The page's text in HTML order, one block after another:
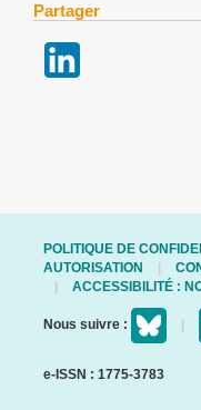
Partager
POLITIQUE DE
AUTORISATION
ACCESSIBILITÉ :
Nous suivre :
e-ISSN : 1775-3783